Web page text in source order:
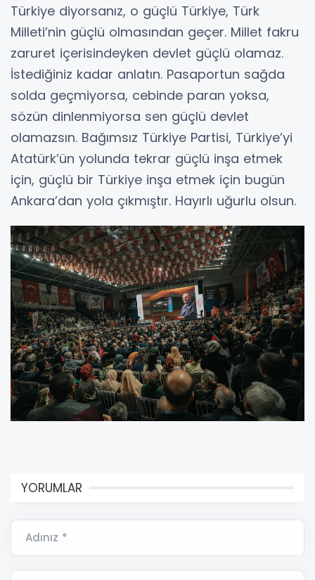
Türkiye diyorsanız, o güçlü Türkiye, Türk
Milleti’nin güçlü olmasından geçer. Millet fakru
zaruret içerisindeyken devlet güçlü olamaz.
İstediğiniz kadar anlatın. Pasaportun sağda
solda geçmiyorsa, cebinde paran yoksa,
sözün dinlenmiyorsa sen güçlü devlet
olamazsın. Bağımsız Türkiye Partisi, Türkiye’yi
Atatürk’ün yolunda tekrar güçlü inşa etmek
için, güçlü bir Türkiye inşa etmek için bugün
Ankara’dan yola çıkmıştır. Hayırlı uğurlu olsun.
YORUMLAR
Adınız *